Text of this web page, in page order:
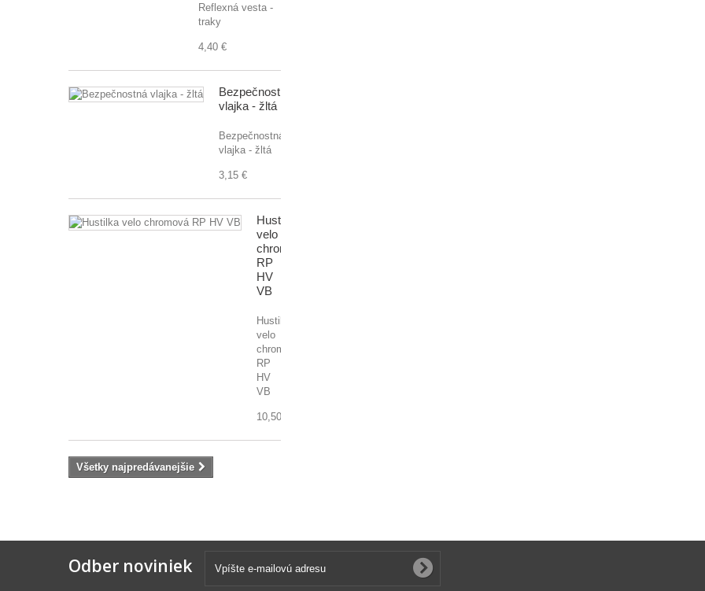
Reflexná vesta -
traky
4,40 €
Bezpečnostná
vlajka - žltá
Bezpečnostná
vlajka - žltá
3,15 €
Hustilka
velo
chromová
RP
HV
VB
Hustilka
velo
chromová
RP
HV
VB
10,50 €
Všetky najpredávanejšie
Odber noviniek